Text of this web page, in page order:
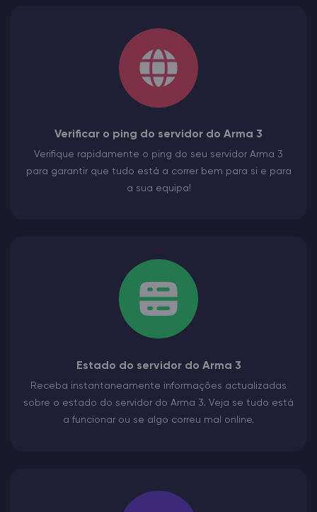
Verificar o ping do servidor do Arma 3
Verifique rapidamente o ping do seu servidor Arma 3
para garantir que tudo está a correr bem para si e para
a sua equipa!
Estado do servidor do Arma 3
Receba instantaneamente informações actualizadas
sobre o estado do servidor do Arma 3. Veja se tudo está
a funcionar ou se algo correu mal online.